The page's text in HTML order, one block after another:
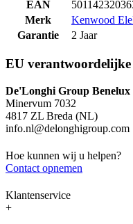
EAN
Merk
Kenwood
Garantie
2 Jaar
EU verantwoordelijke
De'Longhi Group Benelux
Minervum 7032
4817 ZL Breda (NL)
info.nl@delonghigroup.com
Hoe kunnen wij u helpen?
Contact opnemen
Klantenservice
+